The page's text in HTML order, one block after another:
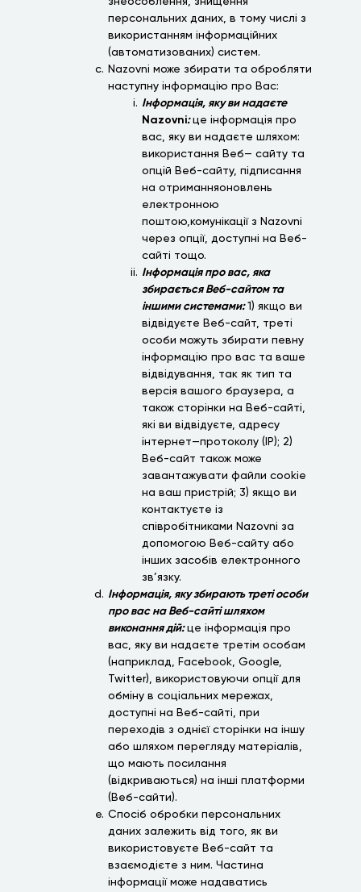
персональних даних, в тому числі з
використанням інформаційних
(автоматизованих) систем.
Nazovni може збирати та обробляти
наступну інформацію про Вас:
Інформація, яку ви надаєте
Nazovni:це інформація про
вас, яку ви надаєте шляхом:
використання Веб— сайту та
опцій Веб-сайту, підписання
на отриманняоновлень
електронною
поштою,комунікації з Nazovni
через опції, доступні на Веб-
сайті тощо.
Інформація про вас, яка
збирається Веб-сайтом та
іншими системами:1) якщо ви
відвідуєте Веб-сайт, треті
особи можуть збирати певну
інформацію про вас та ваше
відвідування, так як тип та
версія вашого браузера, а
також сторінки на Веб-сайті,
які ви відвідуєте, адресу
інтернет—протоколу (ІР); 2)
Веб-сайт також може
завантажувати файли cookie
на ваш пристрій; 3) якщо ви
контактуєте із
співробітниками Nazovni за
допомогою Веб-сайту або
інших засобів електронного
зв’язку.
Інформація, яку збирають треті особи
про вас на Веб-сайті шляхом
виконання дій:це інформація про
вас, яку ви надаєте третім особам
(наприклад, Facebook, Google,
Twitter), використовуючи опції для
обміну в соціальних мережах,
доступні на Веб-сайті, при
переходів з однієї сторінки на іншу
або шляхом перегляду матеріалів,
що мають посилання
(відкриваються) на інші платформи
(Веб-сайти).
Спосіб обробки персональних
даних залежить від того, як ви
використовуєте Веб-сайт та
взаємодієте з ним. Частина
інформації може надаватись